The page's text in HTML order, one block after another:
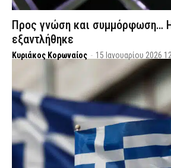
Προς γνώση και συμμόρφωση…
εξαντλήθηκε
Κυριάκος Κορωναίος - 15 Ιανουαρίου 2026